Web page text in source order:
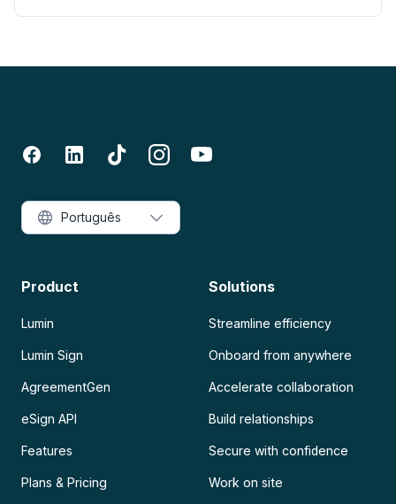
Product
Lumin
Lumin Sign
AgreementGen
eSign API
Features
Plans & Pricing
Solutions
Streamline efficiency
Onboard from anywhere
Accelerate collaboration
Build relationships
Secure with confidence
Work on site
Português